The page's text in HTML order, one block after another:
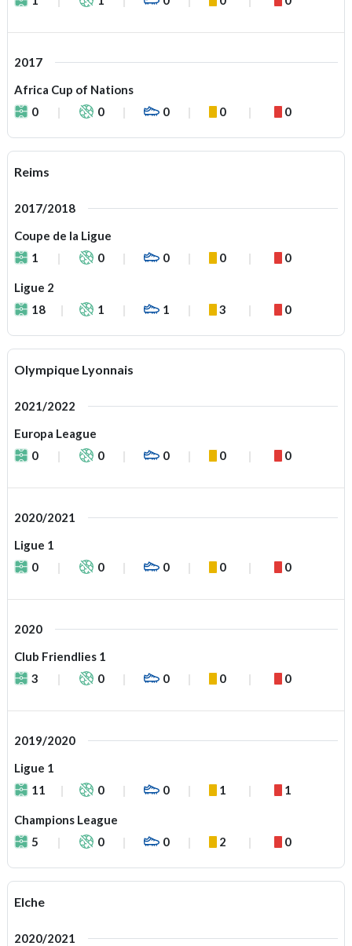
2017
Africa Cup of Nations
0
0 0 0 0
Reims
2017/2018
Coupe de la Ligue
1
0 0 0 0
Ligue 2
18
1 1 3 0
Olympique Lyonnais
2021/2022
Europa League
0
0 0 0 0
2020/2021
Ligue 1
0
0 0 0 0
2020
Club Friendlies 1
3
0 0 0 0
2019/2020
Ligue 1
11
0 0 1 1
Champions League
5
0 0 2 0
Elche
2020/2021